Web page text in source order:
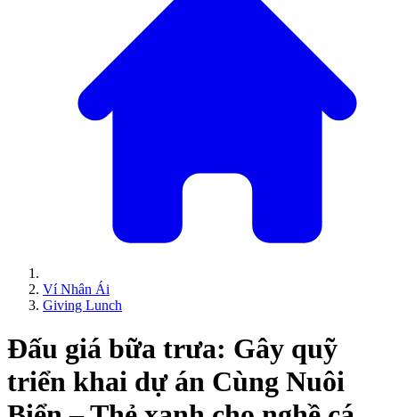
Ví Nhân Ái
Giving Lunch
Đấu giá bữa trưa: Gây quỹ
triển khai dự án Cùng Nuôi